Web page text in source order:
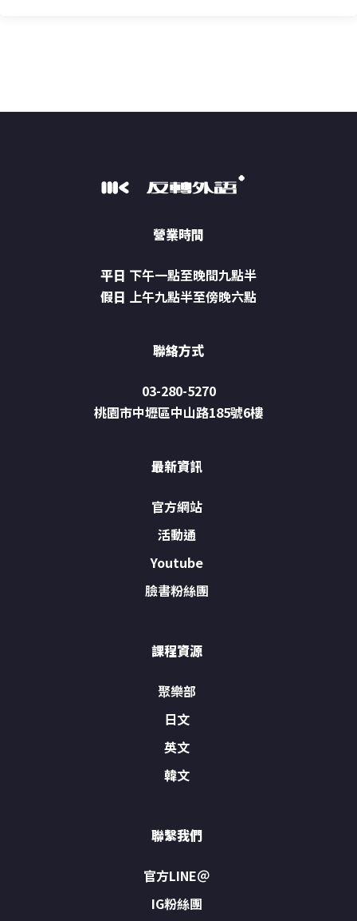
營業時間
平日 下午一點至晚間九點半
假日 上午九點半至傍晚六點
聯絡方式
03-280-5270
桃園市中壢區中山路185號6樓
最新資訊
官方網站
活動通
Youtube
臉書粉絲團
課程資源
聚樂部
日文
英文
韓文
聯繫我們
官方LINE＠
IG粉絲團